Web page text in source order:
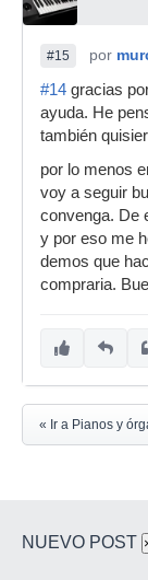
#15 por
#14 gracias
ayuda. He
también
por lo menos
voy a seguir
convenga. De
y por eso me
demos que
compraria.
« Ir a Pianos y
NUEVO POST